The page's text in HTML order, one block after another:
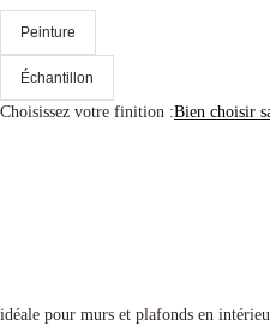
Peinture
Échantillon
Choisissez votre finition :Bien choisir
idéale pour murs et plafonds en